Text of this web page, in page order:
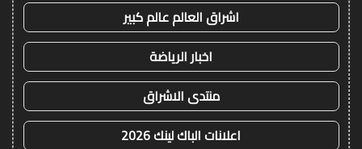
اشراق العالم عالم كبير
اخبار الرياضة
منتدى الاشراق
اعلانات الباك لينك 2026